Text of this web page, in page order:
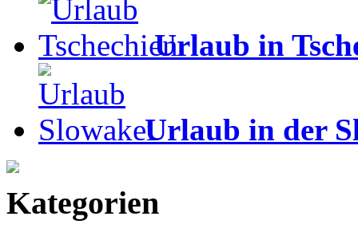
Urlaub in
Urlaub in der
Kategorien